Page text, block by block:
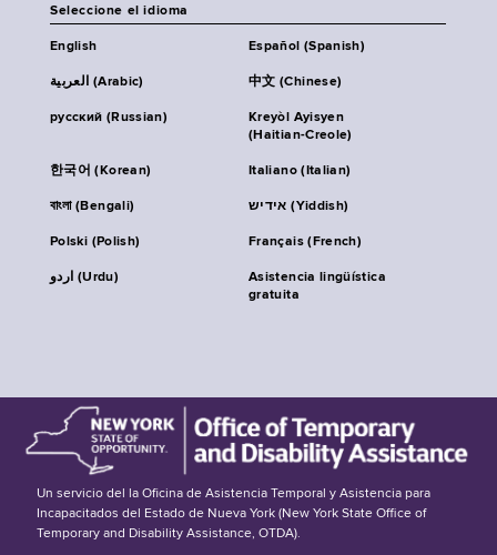
Seleccione el idioma
English Español (Spanish)
العربية (Arabic) 中文 (Chinese)
русский (Russian)
Kreyòl Ayisyen
(Haitian-Creole)
한국어 (Korean) Italiano (Italian)
বাংলা (Bengali) אידיש (Yiddish)
Polski (Polish) Français (French)
اردو (Urdu)
Asistencia lingüística
gratuita
Un servicio del la Oficina de Asistencia Temporal y Asistencia para
Incapacitados del Estado de Nueva York (New York State Office of
Temporary and Disability Assistance, OTDA).